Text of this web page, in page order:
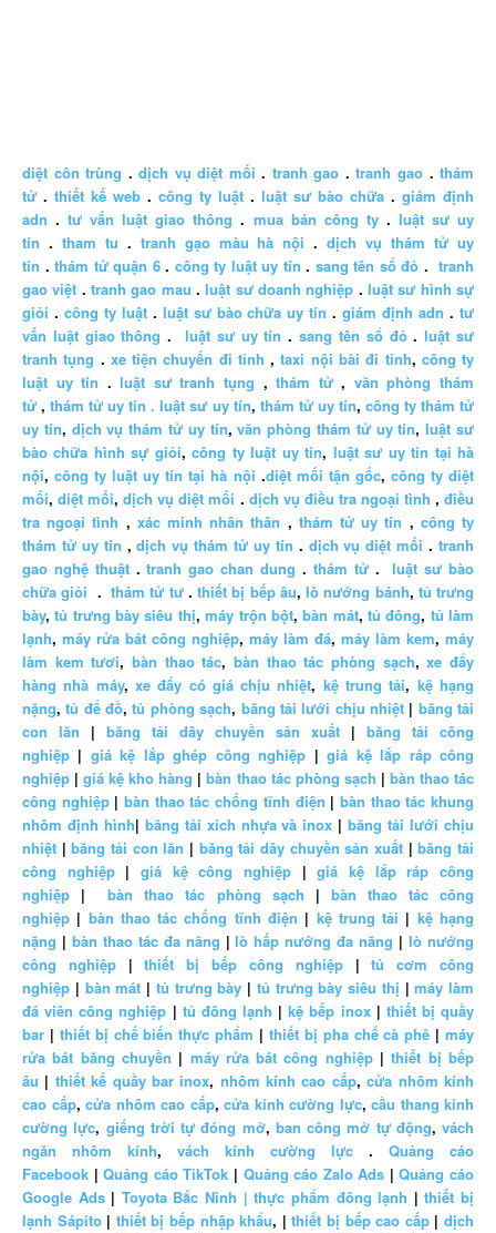
diệt côn trùng .dịch vụ diệt mối . tranh gao .tranh gao .thám
tử . thiết kế web . công ty luật . luật sư bào chữa . giám định
adn .tư vấn luật giao thông . mua bán công ty. luật sư uy
tín . tham tu . tranh gạo màu hà nội .dịch vụ thám tử uy
tín .thám tử quận 6. công ty luật uy tín . sang tên sổ đỏ .tranh
gao việt .tranh gao mau .luật sư doanh nghiệp .luật sư hình sự
giỏi . công ty luật. luật sư bào chữa uy tín .giám định adn .tư
vấn luật giao thông . luật sư uy tín .sang tên sổ đỏ.luật sư
tranh tụng . xe tiện chuyến đi tỉnh ,taxi nội bài đi tỉnh, công ty
luật uy tín .luật sư tranh tụng ,thám tử, văn phòng thám
tử ,thám tử uy tín . luật sư uy tín, thám tử uy tín, công ty thám tử
uy tín, dịch vụ thám tử uy tín,văn phòng thám tử uy tín,luật sư
bào chữa hình sự giỏi,công ty luật uy tín, luật sư uy tín tại hà
nội,công ty luật uy tín tại hà nội .diệt mối tận gốc, công ty diệt
mối,diệt mối,dịch vụ diệt mối . dịch vụ điều tra ngoại tình ,điều
tra ngoại tình , xác minh nhân thân , thám tử uy tín , công ty
thám tử uy tín ,dịch vụ thám tử uy tín . dịch vụ diệt mối .tranh
gao nghệ thuật.tranh gao chan dung . thám tử.luật sư bào
chữa giỏi .thám tử tư.thiết bị bếp âu,lò nướng bánh, tủ trưng
bày,tủ trưng bày siêu thị,máy trộn bột,bàn mát, tủ đông, tủ làm
lạnh, máy rửa bát công nghiệp, máy làm đá, máy làm kem, máy
làm kem tươi,bàn thao tác,bàn thao tác phòng sạch,xe đẩy
hàng nhà máy, xe đẩy có giá chịu nhiệt, kệ trung tải, kệ hạng
nặng,tủ để đồ,tủ phòng sạch, băng tải lưới chịu nhiệt| băng tải
con lăn | băng tải dây chuyền sản xuất | băng tải công
nghiệp | giá kệ lắp ghép công nghiệp |giá kệ lắp ráp công
nghiệp |giá kệ kho hàng |bàn thao tác phòng sạch | bàn thao tác
công nghiệp|bàn thao tác chống tĩnh điện | bàn thao tác khung
nhôm định hình| băng tải xích nhựa và inox |băng tải lưới chịu
nhiệt |băng tải con lăn | băng tải dây chuyền sản xuất |băng tải
công nghiệp|giá kệ công nghiệp |giá kệ lắp ráp công
nghiệp |bàn thao tác phòng sạch | bàn thao tác công
nghiệp | bàn thao tác chống tĩnh điện | kệ trung tải | kệ hạng
nặng | bàn thao tác đa năng |lò hấp nướng đa năng |lò nướng
công nghiệp|thiết bị bếp công nghiệp|tủ cơm công
nghiệp | bàn mát | tủ trưng bày | tủ trưng bày siêu thị |máy làm
đá viên công nghiệp | tủ đông lạnh |kệ bếp inox| thiết bị quầy
bar | thiết bị chế biến thực phẩm | thiết bị pha chế cà phê | máy
rửa bát băng chuyền | máy rửa bát công nghiệp|thiết bị bếp
âu | thiết kế quầy bar inox, nhôm kính cao cấp,cửa nhôm kính
cao cấp, cửa nhôm cao cấp, cửa kính cường lực, cầu thang kính
cường lực, giếng trời tự đóng mở, ban công mở tự động, vách
ngăn nhôm kính, vách kính cường lực . Quảng cáo
Facebook |Quảng cáo TikTok | Quảng cáo Zalo Ads |Quảng cáo
Google Ads| Toyota Bắc Ninh | thực phẩm đông lạnh |thiết bị
lạnh Sápito | thiết bị bếp nhập khẩu, |thiết bị bếp cao cấp|dịch